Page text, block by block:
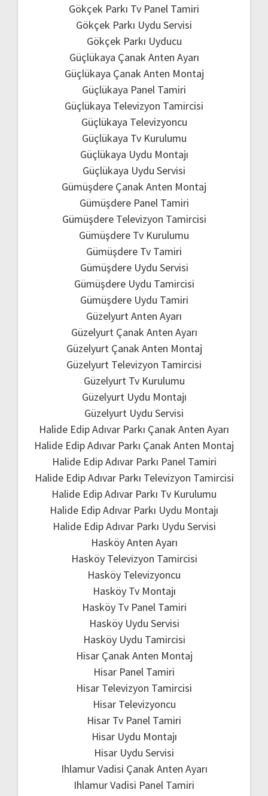
Gökçek Parkı Tv Panel Tamiri
Gökçek Parkı Uydu Servisi
Gökçek Parkı Uyducu
Güçlükaya Çanak Anten Ayarı
Güçlükaya Çanak Anten Montaj
Güçlükaya Panel Tamiri
Güçlükaya Televizyon Tamircisi
Güçlükaya Televizyoncu
Güçlükaya Tv Kurulumu
Güçlükaya Uydu Montajı
Güçlükaya Uydu Servisi
Gümüşdere Çanak Anten Montaj
Gümüşdere Panel Tamiri
Gümüşdere Televizyon Tamircisi
Gümüşdere Tv Kurulumu
Gümüşdere Tv Tamiri
Gümüşdere Uydu Servisi
Gümüşdere Uydu Tamircisi
Gümüşdere Uydu Tamiri
Güzelyurt Anten Ayarı
Güzelyurt Çanak Anten Ayarı
Güzelyurt Çanak Anten Montaj
Güzelyurt Televizyon Tamircisi
Güzelyurt Tv Kurulumu
Güzelyurt Uydu Montajı
Güzelyurt Uydu Servisi
Halide Edip Adıvar Parkı Çanak Anten Ayarı
Halide Edip Adıvar Parkı Çanak Anten Montaj
Halide Edip Adıvar Parkı Panel Tamiri
Halide Edip Adıvar Parkı Televizyon Tamircisi
Halide Edip Adıvar Parkı Tv Kurulumu
Halide Edip Adıvar Parkı Uydu Montajı
Halide Edip Adıvar Parkı Uydu Servisi
Hasköy Anten Ayarı
Hasköy Televizyon Tamircisi
Hasköy Televizyoncu
Hasköy Tv Montajı
Hasköy Tv Panel Tamiri
Hasköy Uydu Servisi
Hasköy Uydu Tamircisi
Hisar Çanak Anten Montaj
Hisar Panel Tamiri
Hisar Televizyon Tamircisi
Hisar Televizyoncu
Hisar Tv Panel Tamiri
Hisar Uydu Montajı
Hisar Uydu Servisi
Ihlamur Vadisi Çanak Anten Ayarı
Ihlamur Vadisi Panel Tamiri